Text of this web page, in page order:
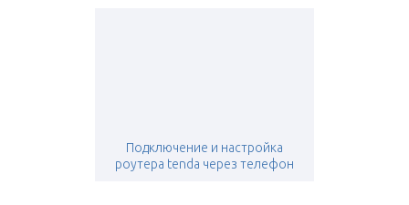
Подключение и настройка
роутера tenda через телефон